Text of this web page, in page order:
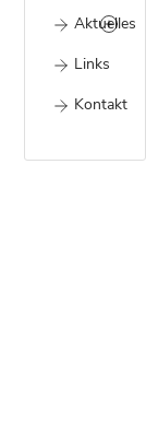
Aktuelles
Links
Kontakt